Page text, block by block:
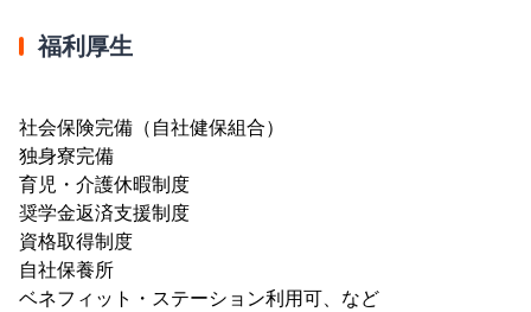
福利厚生
社会保険完備（自社健保組合）
独身寮完備
育児・介護休暇制度
奨学金返済支援制度
資格取得制度
自社保養所
ベネフィット・ステーション利用可、など